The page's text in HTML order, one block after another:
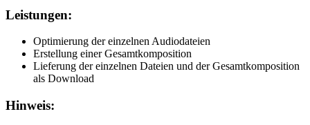
Leistungen:
Optimierung der einzelnen Audiodateien
Erstellung einer Gesamtkomposition
Lieferung der einzelnen Dateien und der Gesamtkomposition
als Download
Hinweis: